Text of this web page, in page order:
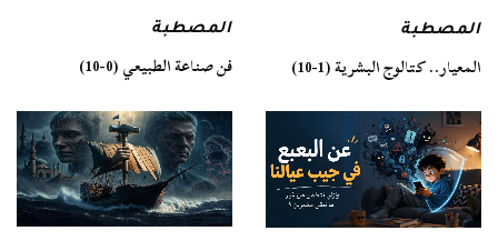
المصطبة
المعيار.. كتالوج البشرية (1-10)
المصطبة
فن صناعة الطبيعي (0-10)